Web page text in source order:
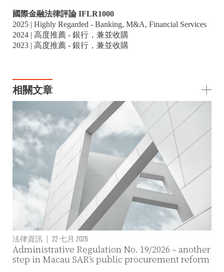
國際金融法律評論 IFLR1000
2025 | Highly Regarded - Banking, M&A, Financial Services
2024 | 高度推薦 - 銀行，兼並收購
2023 | 高度推薦 - 銀行，兼並收購
相關文章
法律資訊 | 22 七月 2026
Administrative Regulation No. 19/2026 – another
step in Macau SAR’s public procurement reform